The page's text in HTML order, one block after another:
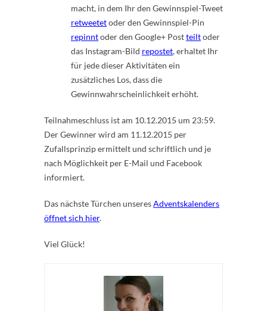
macht, in dem Ihr den Gewinnspiel-Tweet
retweetetoder den Gewinnspiel-Pin
repinntoder den Google+ Postteiltoder
das Instagram-Bild repostet, erhaltet Ihr
für jede dieser Aktivitäten ein
zusätzliches Los, dass die
Gewinnwahrscheinlichkeit erhöht.
Teilnahmeschluss ist am 10.12.2015 um 23:59.
Der Gewinner wird am 11.12.2015 per
Zufallsprinzip ermittelt und schriftlich und je
nach Möglichkeit per E-Mail und Facebook
informiert.
Das nächste Türchen unseresAdventskalenders
öffnet sich hier.
Viel Glück!